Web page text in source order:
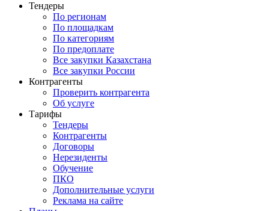
Тендеры
По регионам
По площадкам
По категориям
По предоплате
Все закупки Казахстана
Все закупки России
Контрагенты
Проверить контрагента
Об услуге
Тарифы
Тендеры
Контрагенты
Договоры
Нерезиденты
Обучение
ПКО
Дополнительные услуги
Реклама на сайте